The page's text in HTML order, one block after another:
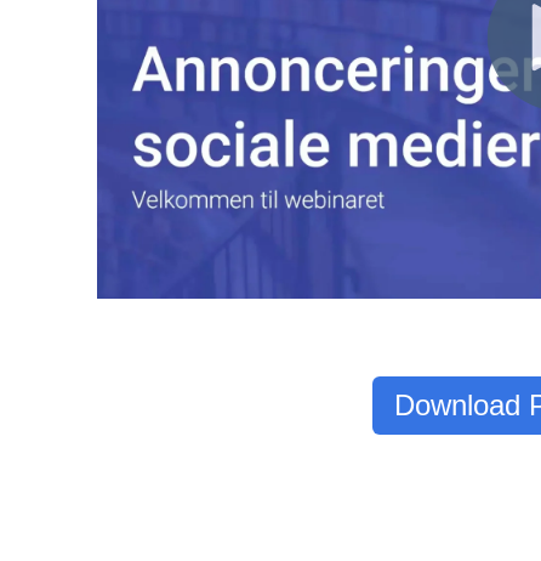
Download